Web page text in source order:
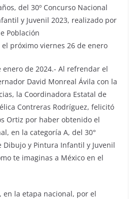
del 30º Concurso Nacional
y Juvenil 2023, realizado por
Población
próximo viernes 26 de enero
enero de 2024.- Al refrendar el
David Monreal Ávila con la
la Coordinadora Estatal de
Contreras Rodríguez, felicitó
Ortiz por haber obtenido el
en la categoría A, del 30°
Dibujo y Pintura Infantil y Juvenil
te imaginas a México en el
en la etapa nacional, por el